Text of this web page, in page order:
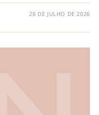
28 DE JULHO DE 2026